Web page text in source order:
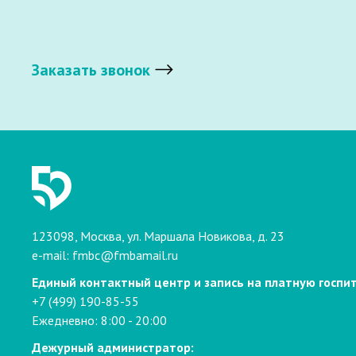
Заказать звонок
123098, Москва, ул. Маршала Новикова, д. 23
e-mail: fmbc@fmbamail.ru
Единый контактный центр и запись на платную
+7 (499) 190-85-55
Ежедневно: 8:00 - 20:00
Дежурный администратор: